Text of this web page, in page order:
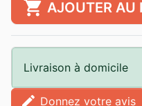
shopping_cart AJOUTER AU
Livraison à domicile
edit Donnez votre avis